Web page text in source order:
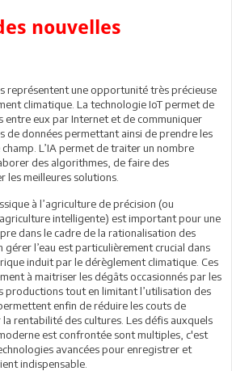
nouvelles
représentent une opportunité très précieuse
climatique. La technologie IoT permet de
entre eux par Internet et de communiquer
de données permettant ainsi de prendre les
L’IA permet de traiter un nombre
des algorithmes, de faire des
les meilleures solutions.
à l’agriculture de précision (ou
intelligente) est important pour une
dans le cadre de la rationalisation des
gérer l’eau est particulièrement crucial dans
induit par le dérèglement climatique. Ces
à maitriser les dégâts occasionnés par les
productions tout en limitant l’utilisation des
enfin de réduire les couts de
rentabilité des cultures. Les défis auxquels
est confrontée sont multiples, c'est
avancées pour enregistrer et
indispensable.